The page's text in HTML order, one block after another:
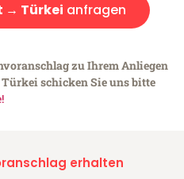
→ Türkei anfragen
zu Ihrem Anliegen
schicken Sie uns bitte
erhalten